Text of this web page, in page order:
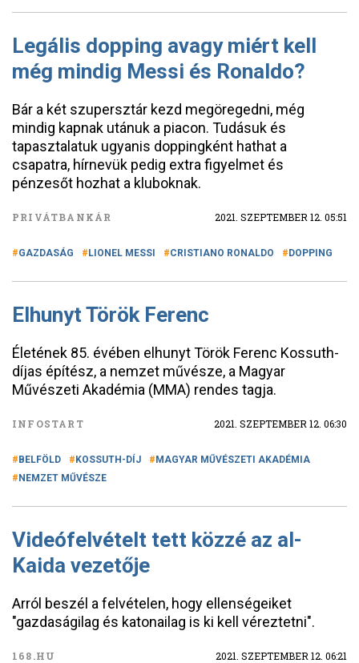
Legális dopping avagy miért kell
még mindig Messi és Ronaldo?
Bár a két szupersztár kezd megöregedni, még
mindig kapnak utánuk a piacon. Tudásuk és
tapasztalatuk ugyanis doppingként hathat a
csapatra, hírnevük pedig extra figyelmet és
pénzesőt hozhat a kluboknak.
PRIVÁTBANKÁR 2021. SZEPTEMBER 12. 05:51
GAZDASÁG LIONEL MESSI CRISTIANO RONALDO DOPPING
Elhunyt Török Ferenc
Életének 85. évében elhunyt Török Ferenc Kossuth-
díjas építész, a nemzet művésze, a Magyar
Művészeti Akadémia (MMA) rendes tagja.
INFOSTART 2021. SZEPTEMBER 12. 06:30
BELFÖLD KOSSUTH-DÍJ
MAGYAR MŰVÉSZETI AKADÉMIA
NEMZET MŰVÉSZE
Videófelvételt tett közzé az al-
Kaida vezetője
Arról beszél a felvételen, hogy ellenségeiket
"gazdaságilag és katonailag is ki kell véreztetni".
168.HU 2021. SZEPTEMBER 12. 06:21